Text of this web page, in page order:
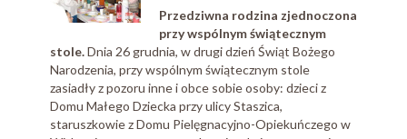
Przedziwna rodzina zjednoczona
przy wspólnym świątecznym
stole.Dnia 26 grudnia, w drugi dzień Świąt Bożego
Narodzenia, przy wspólnym świątecznym stole
zasiadły z pozoru inne i obce sobie osoby: dzieci z
Domu Małego Dziecka przy ulicy Staszica,
staruszkowie z Domu Pielęgnacyjno-Opiekuńczego w